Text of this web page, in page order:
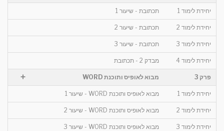
יחידת לימוד 1 תכתובת - שיעור 1
יחידת לימוד 2 תכתובת - שיעור 2
יחידת לימוד 3 תכתובת - שיעור 3
יחידת לימוד 4 מבדק 2 - תכתובת
פרק 3 מבוא לאופיס ותוכנת WORD +
יחידת לימוד 1 מבוא לאופיס ותוכנת WORD - שיעור 1
יחידת לימוד 2 מבוא לאופיס ותוכנת WORD - שיעור 2
יחידת לימוד 3 מבוא לאופיס ותוכנת WORD - שיעור 3